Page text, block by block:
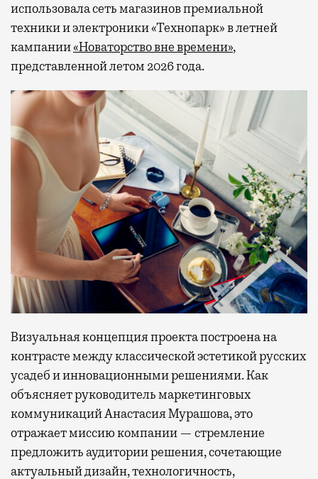
использовала сеть магазинов премиальной
техники и электроники «Технопарк» в летней
кампании«Новаторство вне времени»,
представленной летом 2026 года.
Визуальная концепция проекта построена на
контрасте между классической эстетикой русских
усадеб и инновационными решениями. Как
объясняет руководитель маркетинговых
коммуникаций Анастасия Мурашова, это
отражает миссию компании — стремление
предложить аудитории решения, сочетающие
актуальный дизайн, технологичность,